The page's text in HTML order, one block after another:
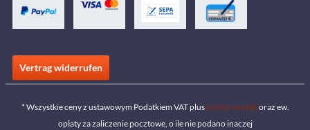
Vertrag widerrufen
* Wszystkie ceny z ustawowym Podatkiem VAT plus koszty wysyłki oraz ew.
opłaty za zaliczenie pocztowe, o ile nie podano inaczej